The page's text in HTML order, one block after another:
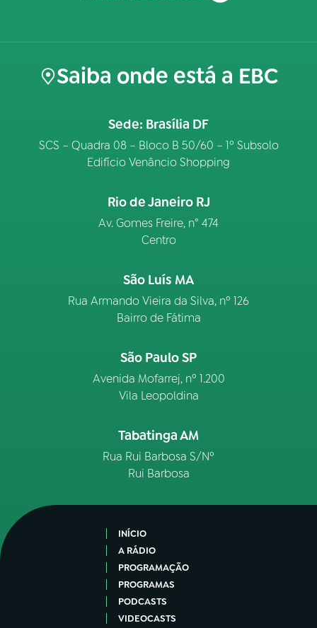
Saiba onde está a EBC
Sede: Brasília DF
SCS – Quadra 08 – Bloco B 50/60 – 1º Subsolo
Edifício Venâncio Shopping
Rio de Janeiro RJ
Av. Gomes Freire, n° 474
Centro
São Luís MA
Rua Armando Vieira da Silva, nº 126
Bairro de Fátima
São Paulo SP
Avenida Mofarrej, nº 1.200
Vila Leopoldina
Tabatinga AM
Rua Rui Barbosa S/Nº
Rui Barbosa
INÍCIO
A RÁDIO
PROGRAMAÇÃO
PROGRAMAS
PODCASTS
VIDEOCASTS